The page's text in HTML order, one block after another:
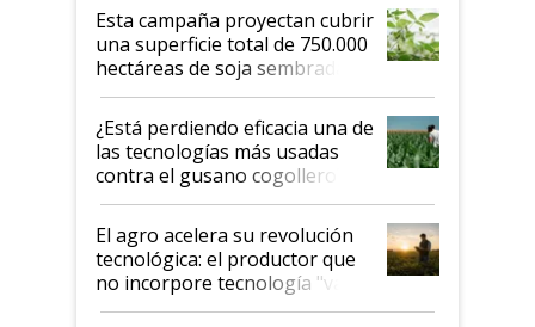
Esta campaña proyectan cubrir
una superficie total de 750.000
hectáreas de soja sembradas
con una nueva generación de
variedades que marcan un
salto tecnológico en genética y
rendimiento
¿Está perdiendo eficacia una de
las tecnologías más usadas
contra el gusano cogollero? El
desafío de una tecnología clave
El agro acelera su revolución
tecnológica: el productor que
no incorpore tecnología "va a
perder el tren"